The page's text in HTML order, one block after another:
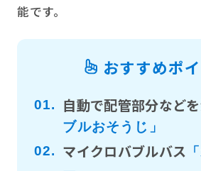
能です。
おすすめポ
01. 自動で配管部分など
ブルおそうじ」
02.
マイクロバブルバス